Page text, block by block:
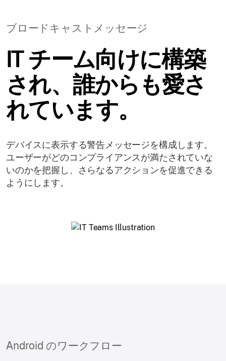
ブロードキャストメッセージ
IT チーム向けに構築
され、誰からも愛さ
れています。
デバイスに表示する警告メッセージを構成します。
ユーザーがどのコンプライアンスが満たされていな
いのかを把握し、さらなるアクションを促進できる
ようにします。
Android のワークフロー